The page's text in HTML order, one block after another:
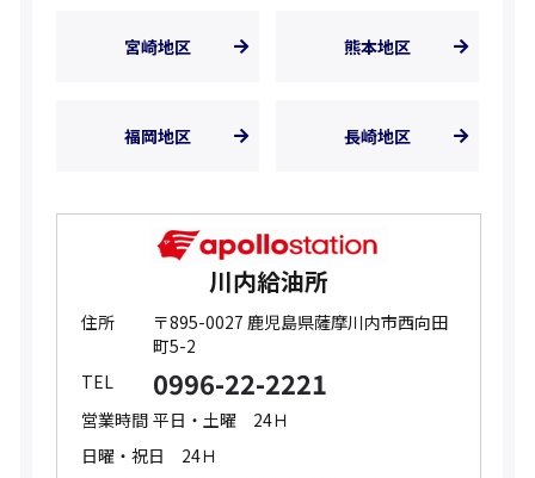
宮崎地区 熊本地区
福岡地区 長崎地区
川内給油所
住所
〒895-0027 鹿児島県薩摩川内市西向田
町5-2
TEL
0996-22-2221
営業時間 平日・土曜 24Ｈ
日曜・祝日 24Ｈ